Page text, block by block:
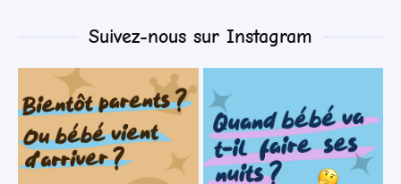
Suivez-nous sur Instagram